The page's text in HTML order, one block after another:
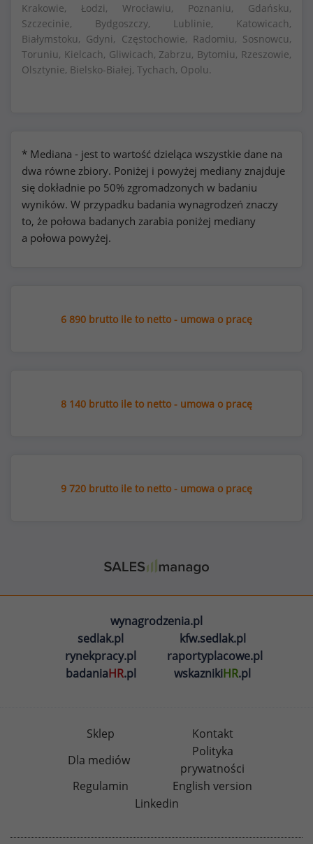
Krakowie, Łodzi, Wrocławiu, Poznaniu, Gdańsku,
Szczecinie, Bydgoszczy, Lublinie, Katowicach,
Białymstoku, Gdyni, Częstochowie, Radomiu, Sosnowcu,
Toruniu, Kielcach, Gliwicach, Zabrzu, Bytomiu, Rzeszowie,
Olsztynie, Bielsko-Białej, Tychach, Opolu.
* Mediana - jest to wartość dzieląca wszystkie dane na
dwa równe zbiory. Poniżej i powyżej mediany znajduje
się dokładnie po 50% zgromadzonych w badaniu
wyników. W przypadku badania wynagrodzeń znaczy
to, że połowa badanych zarabia poniżej mediany
a połowa powyżej.
6 890 brutto ile to netto - umowa o pracę
8 140 brutto ile to netto - umowa o pracę
9 720 brutto ile to netto - umowa o pracę
wynagrodzenia.pl
sedlak.pl
kfw.sedlak.pl
rynekpracy.pl
raportyplacowe.pl
badaniaHR.pl wskaznikiHR.pl
Sklep
Kontakt
Dla mediów
Polityka
prywatności
Regulamin
English version
Linkedin